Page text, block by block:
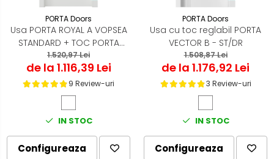
PORTA Doors
Usa PORTA ROYAL A VOPSEA
STANDARD + TOC PORTA
SYSTEM
1.520,97 Lei
de la 1.116,39 Lei
9 Review-uri
IN STOC
Configureaza
PORTA Doors
Usa cu toc reglabil PORTA
VECTOR B - ST/DR
1.508,87 Lei
de la 1.176,92 Lei
3 Review-uri
IN STOC
Configureaza